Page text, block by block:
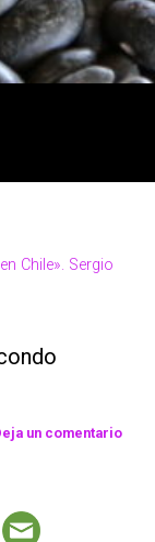
Chile». Sergio
un comentario